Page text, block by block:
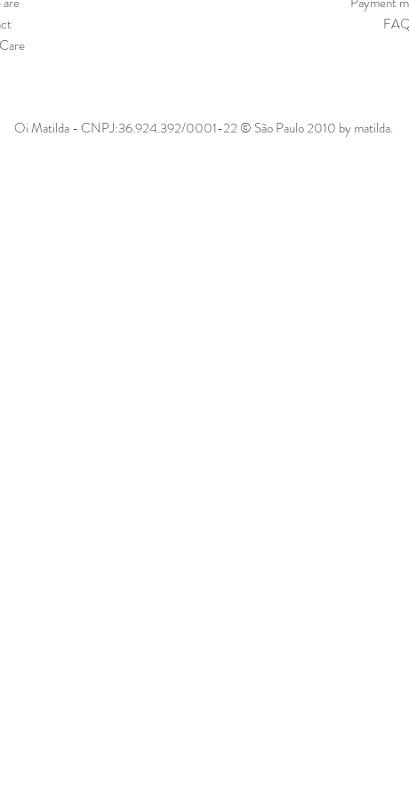
Oi Matilda - CNPJ:36.924.392/0001-22 © São Paulo 2010 by matilda.